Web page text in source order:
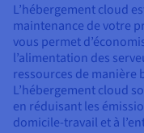
L’hébergement cloud
maintenance de votre
vous permet
l’alimentation des
ressources de manière
L’hébergement cloud
en réduisant les
domicile-travail et à